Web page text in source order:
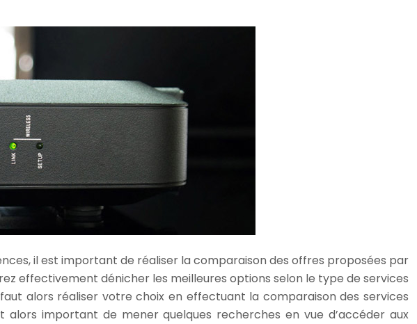
il est important de réaliser la comparaison des offres proposées par
effectivement dénicher les meilleures options selon le type de services
alors réaliser votre choix en effectuant la comparaison des services
important de mener quelques recherches en vue d’accéder aux